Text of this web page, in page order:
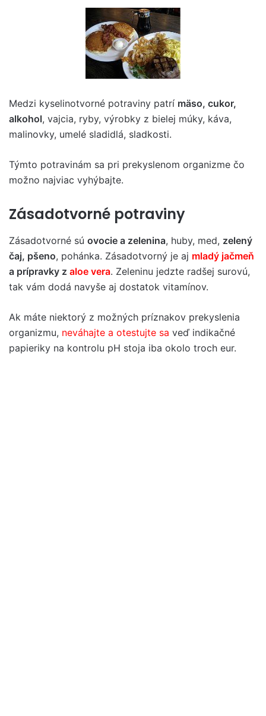
Medzi kyselinotvorné potraviny patrí mäso, cukor,
alkohol, vajcia, ryby, výrobky z bielej múky, káva,
malinovky, umelé sladidlá, sladkosti.
Týmto potravinám sa pri prekyslenom organizme čo
možno najviac vyhýbajte.
Zásadotvorné potraviny
Zásadotvorné sú ovocie a zelenina, huby, med, zelený
čaj, pšeno, pohánka. Zásadotvorný je aj mladý jačmeň
a prípravky z aloe vera. Zeleninu jedzte radšej surovú,
tak vám dodá navyše aj dostatok vitamínov.
Ak máte niektorý z možných príznakov prekyslenia
organizmu, neváhajte a otestujte sa veď indikačné
papieriky na kontrolu pH stoja iba okolo troch eur.